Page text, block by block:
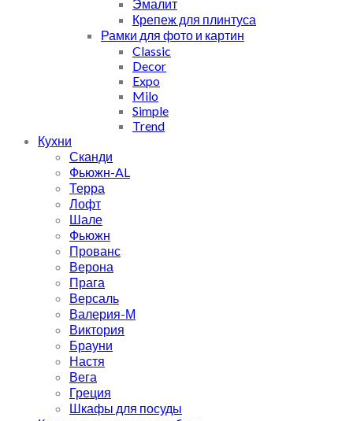
Эмалит
Крепеж для плинтуса
Рамки для фото и картин
Classic
Decor
Expo
Milo
Simple
Trend
Кухни
Сканди
Фьюжн-AL
Терра
Лофт
Шале
Фьюжн
Прованс
Верона
Прага
Версаль
Валерия-М
Виктория
Брауни
Настя
Вега
Греция
Шкафы для посуды